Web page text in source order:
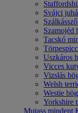
Svájci
Szamojéd
Tacskó
Uszkáros
Vicces
Vizslás
Welsh
Westie
Yorkshire
Mutass mindent